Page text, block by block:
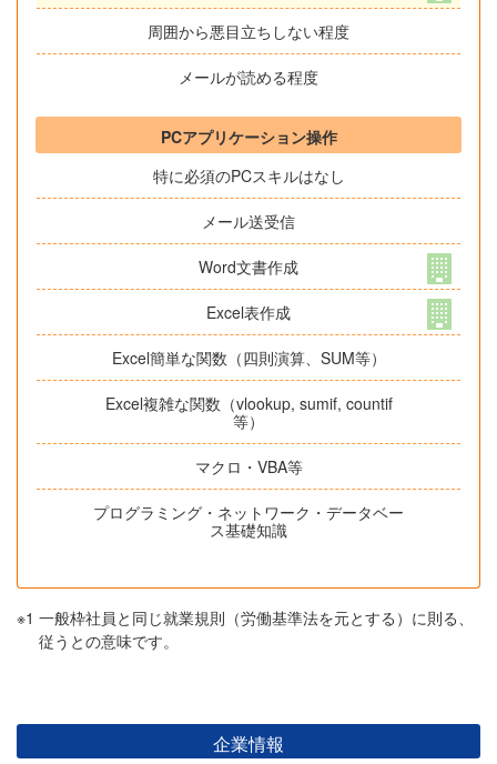
周囲から悪目立ちしない程度
メールが読める程度
PCアプリケーション操作
特に必須のPCスキルはなし
メール送受信
Word文書作成
Excel表作成
Excel簡単な関数（四則演算、SUM等）
Excel複雑な関数（vlookup, sumif, countif
等）
マクロ・VBA等
プログラミング・ネットワーク・データベー
ス基礎知識
※1 一般枠社員と同じ就業規則（労働基準法を元とする）に則る、
従うとの意味です。
企業情報